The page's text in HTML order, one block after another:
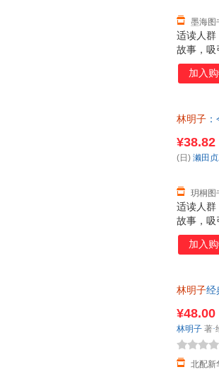
适读人群
故事，吸
的幸福
墨海图
加入
林明子
适读人群
故事，吸
的幸福
¥38.82
玥桐图
(日) 濑田
加入
林明子经
¥48.00
北配新
林明子 著·